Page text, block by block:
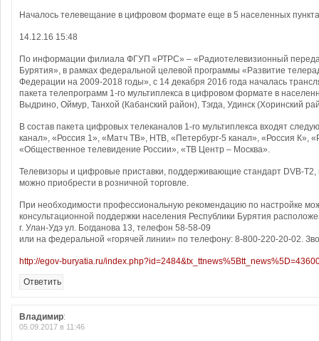
Началось телевещание в цифровом формате еще в 5 населенных
14.12.16 15:48
По информации филиала ФГУП «РТРС» – «Радиотелевизионный
Бурятия», в рамках федеральной целевой программы «Развитие
Федерации на 2009-2018 годы», с 14 декабря 2016 года началась
пакета телепрограмм 1-го мультиплекса в цифровом формате в
Выдрино, Оймур, Танхой (Кабанский район), Тэгда, Удинск (Хоринский
В состав пакета цифровых телеканалов 1-го мультиплекса входят
канал», «Россия 1», «Матч ТВ», НТВ, «Петербург-5 канал», «Россия К»,
«Общественное телевидение России», «ТВ Центр – Москва».
Телевизоры и цифровые приставки, поддерживающие стандарт DVB-T2,
можно приобрести в розничной торговле.
При необходимости профессиональную рекомендацию по настройке
консультационной поддержки населения Республики Бурятия
г. Улан-Удэ ул. Богданова 13, телефон 58-58-09
или на федеральной «горячей линии» по телефону: 8-800-220-20-02.
http://egov-buryatia.ru/
Ответить
Владимир:
05.09.2017 в 11:46